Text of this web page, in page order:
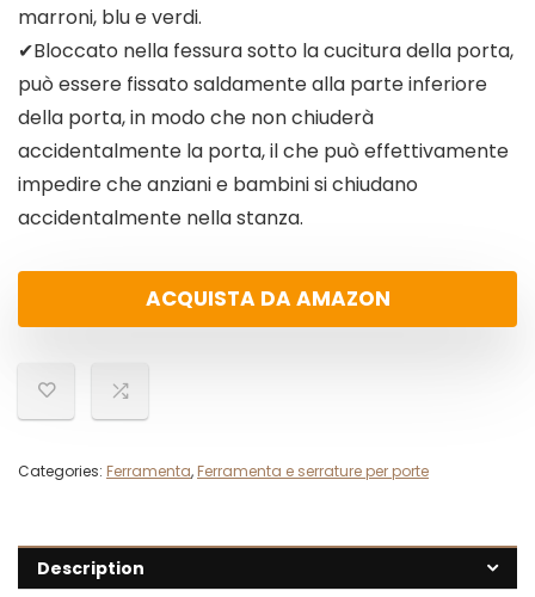
marroni, blu e verdi.
✔Bloccato nella fessura sotto la cucitura della porta,
può essere fissato saldamente alla parte inferiore
della porta, in modo che non chiuderà
accidentalmente la porta, il che può effettivamente
impedire che anziani e bambini si chiudano
accidentalmente nella stanza.
ACQUISTA DA AMAZON
Categories: Ferramenta, Ferramenta e serrature per porte
Description